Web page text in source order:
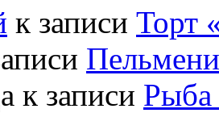
к записи
к записи Рыба